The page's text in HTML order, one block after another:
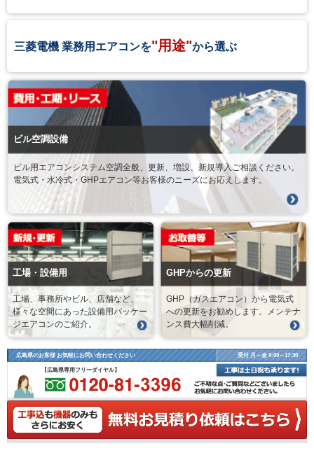
三菱電機 業務用エアコンを"用途"から選ぶ
ビル空調設備
ビル用エアコンシステム空調全般、更新、増設、新規導入ご相談ください。
電気式・水冷式・GHPエアコン等お客様のニーズにお応えします。
工場・設備用
工場、事務所やビル、店舗など、
様々な空間にあった設備用パッケー
ジエアコンのご紹介。
GHPからの更新
GHP（ガスエアコン）から電気式
への更新をお勧めします。メンテナ
ンス費大幅削減。
広島県のお客様 お気軽にお問い合わせください 受付 月～金 9:00～17:30
【広島県専用フリーダイヤル】